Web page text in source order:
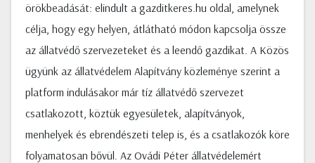
örökbeadását: elindult a gazditkeres.hu oldal, amelynek
célja, hogy egy helyen, átlátható módon kapcsolja össze
az állatvédő szervezeteket és a leendő gazdikat. A Közös
ügyünk az állatvédelem Alapítvány közleménye szerint a
platform indulásakor már tíz állatvédő szervezet
csatlakozott, köztük egyesületek, alapítványok,
menhelyek és ebrendészeti telep is, és a csatlakozók köre
folyamatosan bővül. Az Ovádi Péter állatvédelemért